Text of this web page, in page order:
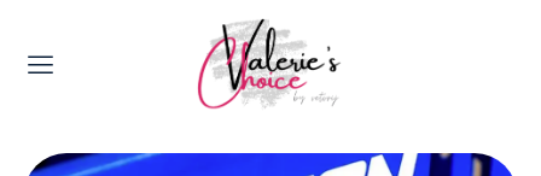
Valerie's Topics
Travel & Culture